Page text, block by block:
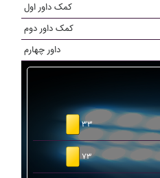
کمک داور اول
کمک داور دوم
داور چهارم
۳۳
۷۳